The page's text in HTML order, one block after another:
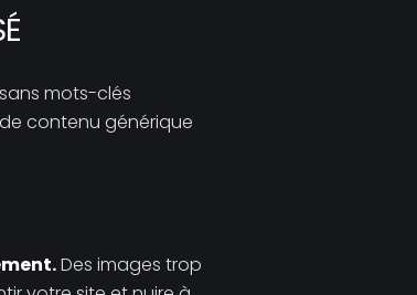
mots-clés
contenu générique
Des images trop